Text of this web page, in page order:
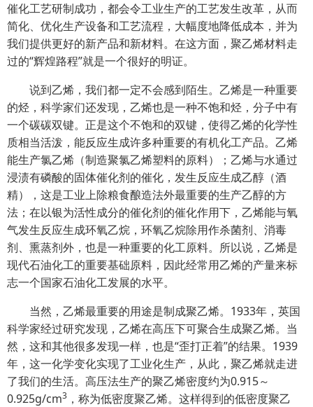
催化工艺研制成功，都会令工业生产的工艺发生改革，从而
简化、优化生产设备和工艺流程，大幅度地降低成本，并为
我们提供更好的新产品和新材料。在这方面，聚乙烯材料走
过的“辉煌路程”就是一个很好的明证。
说到乙烯，我们都一定不会感到陌生。乙烯是一种重要
的烃，科学家们还发现，乙烯也是一种不饱和烃，分子中有
一个碳碳双键。正是这个不饱和的双键，使得乙烯的化学性
质相当活泼，能反应生成许多种重要的有机化工产品。乙烯
能生产氯乙烯（制造聚氯乙烯塑料的原料）；乙烯与水通过
浸渍有磷酸的固体催化剂的催化，发生反应生成乙醇（酒
精），这是工业上除粮食酿造法外最重要的生产乙醇的方
法；在以银为活性成分的催化剂的催化作用下，乙烯能与氧
气发生反应生成环氧乙烷，环氧乙烷除用作杀菌剂、消毒
剂、熏蒸剂外，也是一种重要的化工原料。所以说，乙烯是
现代石油化工的重要基础原料，因此经常用乙烯的产量来标
志一个国家石油化工发展的水平。
当然，乙烯最重要的用途是制成聚乙烯。1933年，英国
科学家经过研究发现，乙烯在高压下可聚合生成聚乙烯。当
然，这和其他很多发现一样，也是“歪打正着”的结果。1939
年，这一化学变化实现了工业化生产，从此，聚乙烯就走进
了我们的生活。高压法生产的聚乙烯密度约为0.915～
0.925g/cm3 ，称为低密度聚乙烯。这样得到的低密度聚乙